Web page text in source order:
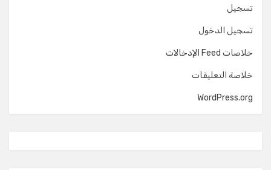
تسجيل
تسجيل الدخول
خلاصات Feed الإدخالات
خلاصة التعليقات
WordPress.org